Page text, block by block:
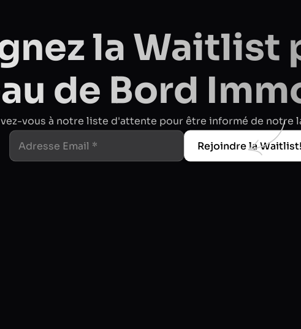
la Waitlist
de Bord
vous à notre liste d'attente pour être informé de notre